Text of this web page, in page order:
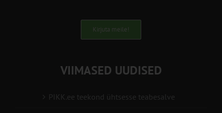
Kirjuta meile!
VIIMASED UUDISED
PIKK.ee teekond ühtsesse teabesalve